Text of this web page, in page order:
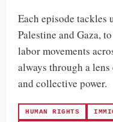
Each episode
Palestine and Gaza,
labor movements
always through a
and collective power.
HUMAN RIGHTS